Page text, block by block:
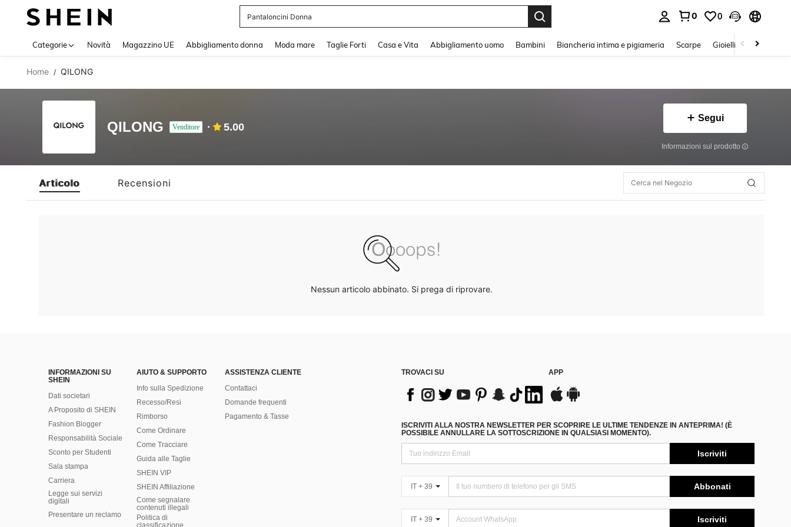
Pantaloncini Donna
0 0
Categorie Novità Magazzino UE Abbigliamento donna Moda mare Taglie Forti Casa e Vita Abbigliamento uomo Bambini Biancheria intima e pigiameria Scarpe Gioielli E Accessori
Home / QILONG
QILONG Venditore 5.00
Segui
Informazioni sul prodotto
Articolo Recensioni
Nessun articolo abbinato. Si prega di riprovare.
INFORMAZIONI SU
SHEIN
Dati societari
A Proposito di SHEIN
Fashion Blogger
Responsabilità Sociale
Sconto per Studenti
Sala stampa
Carriera
Legge sui servizi
digitali
Presentare un reclamo
AIUTO & SUPPORTO
Info sulla Spedizione
Recesso/Resi
Rimborso
Come Ordinare
Come Tracciare
Guida alle Taglie
SHEIN VIP
SHEIN Affiliazione
Come segnalare
contenuti illegali
Politica di
classificazione
ASSISTENZA CLIENTE
Contattaci
Domande frequenti
Pagamento & Tasse
TROVACI SU APP
ISCRIVITI ALLA NOSTRA NEWSLETTER PER SCOPRIRE LE ULTIME TENDENZE IN ANTEPRIMA! (È
POSSIBILE ANNULLARE LA SOTTOSCRIZIONE IN QUALSIASI MOMENTO).
Iscriviti
IT + 39 Abbonati
IT + 39 Iscriviti